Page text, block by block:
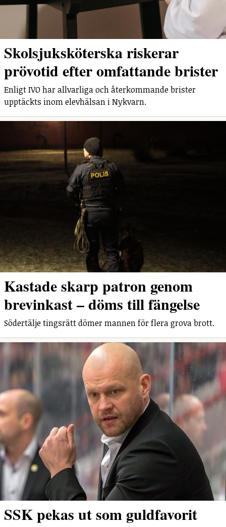
Skolsjuksköterska riskerar
prövotid efter omfattande brister
Enligt IVO har allvarliga och återkommande brister
upptäckts inom elevhälsan i Nykvarn.
Kastade skarp patron genom
brevinkast – döms till fängelse
Södertälje tingsrätt dömer mannen för flera grova brott.
SSK pekas ut som guldfavorit